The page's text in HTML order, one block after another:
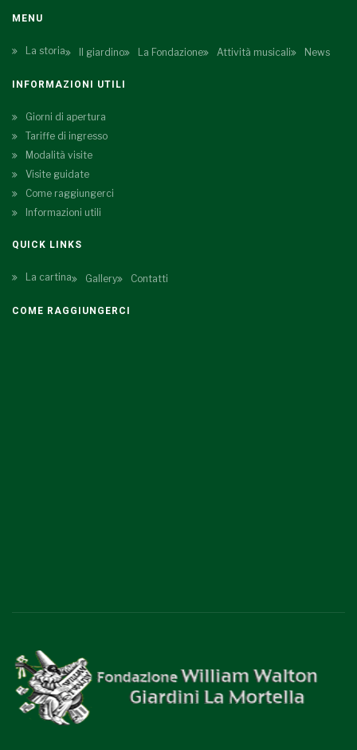
MENU
La storia Il giardino La Fondazione Attività musicali News
INFORMAZIONI UTILI
Giorni di apertura
Tariffe di ingresso
Modalità visite
Visite guidate
Come raggiungerci
Informazioni utili
QUICK LINKS
La cartina Gallery Contatti
COME RAGGIUNGERCI